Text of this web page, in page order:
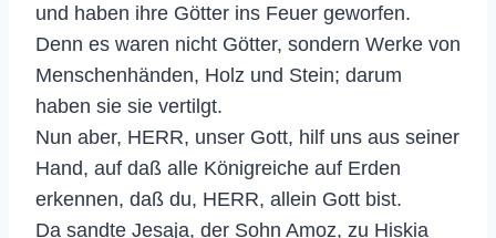
und haben ihre Götter ins Feuer geworfen.
Denn es waren nicht Götter, sondern Werke von
Menschenhänden, Holz und Stein; darum
haben sie sie vertilgt.
Nun aber, HERR, unser Gott, hilf uns aus seiner
Hand, auf daß alle Königreiche auf Erden
erkennen, daß du, HERR, allein Gott bist.
Da sandte Jesaja, der Sohn Amoz, zu Hiskia